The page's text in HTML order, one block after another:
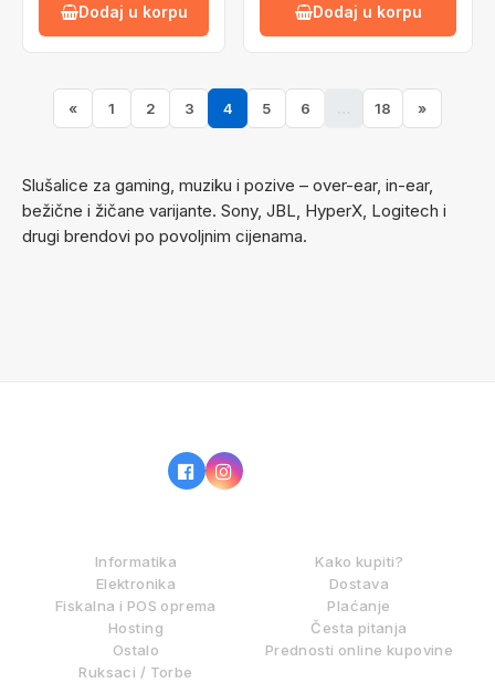
Dodaj u korpu Dodaj u korpu
« 1 2 3 4 5 6 … 18 »
Slušalice za gaming, muziku i pozive – over-ear, in-ear,
bežične i žičane varijante. Sony, JBL, HyperX, Logitech i
drugi brendovi po povoljnim cijenama.
Informatika
Elektronika
Fiskalna i POS oprema
Hosting
Ostalo
Ruksaci / Torbe
Kako kupiti?
Dostava
Plaćanje
Česta pitanja
Prednosti online kupovine